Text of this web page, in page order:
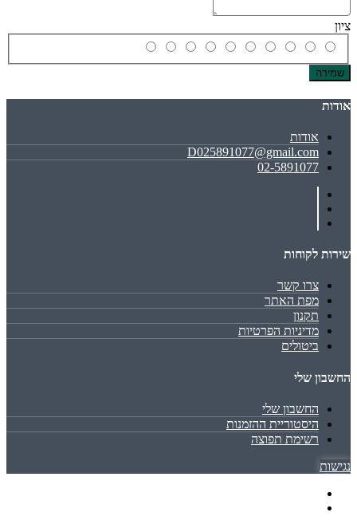
ציון
שמירה
אודות
אודות
D025891077@gmail.com
02-5891077
שירות לקוחות
צרו קשר
מפת האתר
תקנון
מדיניות הפרטיות
ביטולים
החשבון שלי
החשבון שלי
היסטוריית ההזמנות
רשימת תפוצה
נגישות